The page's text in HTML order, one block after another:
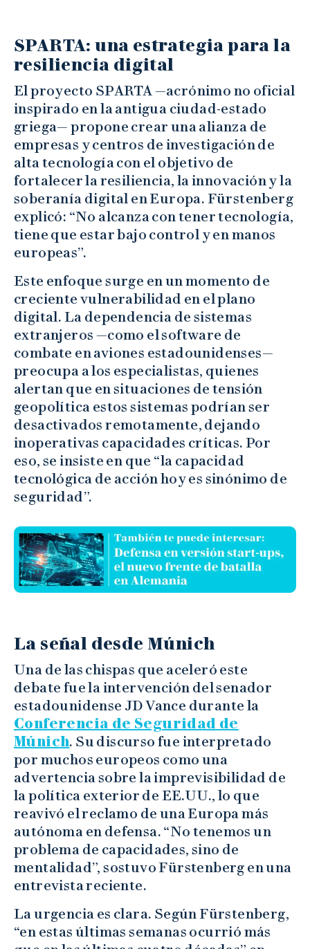
SPARTA: una estrategia para la
resiliencia digital
El proyecto SPARTA —acrónimo no oficial
inspirado en la antigua ciudad-estado
griega— propone crear una alianza de
empresas y centros de investigación de
alta tecnología con el objetivo de
fortalecer la resiliencia, la innovación y la
soberanía digital en Europa. Fürstenberg
explicó: “No alcanza con tener tecnología,
tiene que estar bajo control y en manos
europeas”.
Este enfoque surge en un momento de
creciente vulnerabilidad en el plano
digital. La dependencia de sistemas
extranjeros —como el software de
combate en aviones estadounidenses—
preocupa a los especialistas, quienes
alertan que en situaciones de tensión
geopolítica estos sistemas podrían ser
desactivados remotamente, dejando
inoperativas capacidades críticas. Por
eso, se insiste en que “la capacidad
tecnológica de acción hoy es sinónimo de
seguridad”.
La señal desde Múnich
Una de las chispas que aceleró este
debate fue la intervención del senador
estadounidense JD Vance durante la
Conferencia de Seguridad de
Múnich. Su discurso fue interpretado
por muchos europeos como una
advertencia sobre la imprevisibilidad de
la política exterior de EE.UU., lo que
reavivó el reclamo de una Europa más
autónoma en defensa. “No tenemos un
problema de capacidades, sino de
mentalidad”, sostuvo Fürstenberg en una
entrevista reciente.
La urgencia es clara. Según Fürstenberg,
“en estas últimas semanas ocurrió más